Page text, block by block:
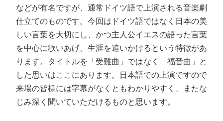
などが有名ですが、通常ドイツ語で上演される音楽劇
仕立てのものです。今回はドイツ語ではなく日本の美
しい言葉を大切にし、かつ主人公イエスの語った言葉
を中心に歌いあげ、生涯を追いかけるという特徴があ
ります。タイトルを「受難曲」ではなく「福音曲」と
した思いはここにあります。日本語での上演ですので
来場の皆様には字幕がなくともわかりやすく、またな
じみ深く聞いていただけるものと思います。